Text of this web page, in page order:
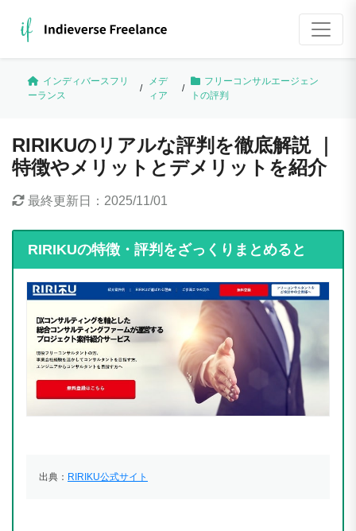
インディバースフリ
ーランス
/
メデ
ィア
/
フリーコンサルエージェン
トの評判
RIRIKUのリアルな評判を徹底解説 ｜
特徴やメリットとデメリットを紹介
最終更新日： 2025/11/01
RIRIKUの特徴・評判をざっくりまとめると
出典： RIRIKU公式サイト